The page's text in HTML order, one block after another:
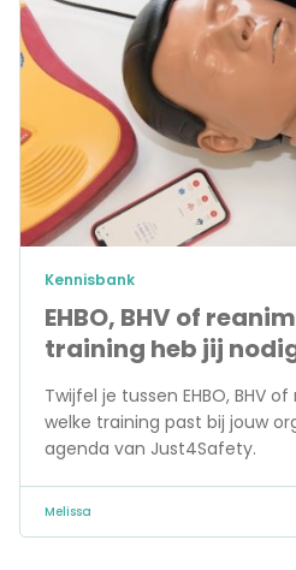
EHBO, BHV of
training heb jij
Kennisbank
Twijfel je tussen EHBO, BHV
welke training past bij jouw
agenda van Just4Safety.
Melissa